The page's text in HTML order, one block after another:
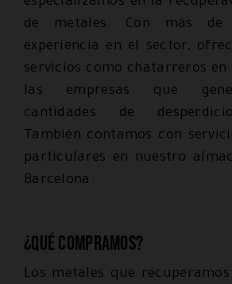
especializamos en la
de metales. Con más
experiencia en el sector,
servicios como chatarreros en
las empresas que
cantidades de
También contamos con
particulares en nuestro
Barcelona.
¿Qué compramos?
Los metales que